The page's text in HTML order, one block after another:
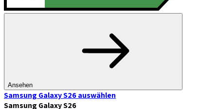
Ansehen
Samsung Galaxy S26auswählen
Samsung Galaxy S26